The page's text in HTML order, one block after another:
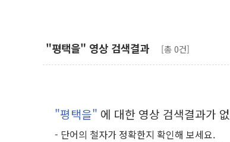
"평택을" 영상 검색결과 [총 0건]
"평택을" 에 대한 영상 검색결과가
- 단어의 철자가 정확한지 확인해 보세요.